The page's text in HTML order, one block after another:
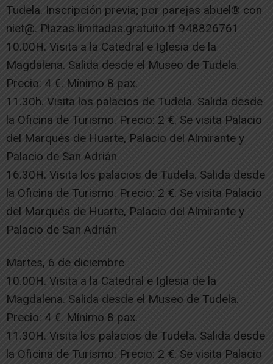
Tudela. Inscripción previa; por parejas abuel® con
niet@. Plazas limitadas.gratuito.tf 948826761
10.00H. Visita a la Catedral e Iglesia de la
Magdalena. Salida desde el Museo de Tudela.
Precio: 4 €. Mínimo 8 pax.
11.30h. Visita los palacios de Tudela. Salida desde
la Oficina de Turismo. Precio: 2 €. Se visita Palacio
del Marqués de Huarte, Palacio del Almirante y
Palacio de San Adrián
16.30H. Visita los palacios de Tudela. Salida desde
la Oficina de Turismo. Precio: 2 €. Se visita Palacio
del Marqués de Huarte, Palacio del Almirante y
Palacio de San Adrián
Martes, 6 de diciembre
10.00H. Visita a la Catedral e Iglesia de la
Magdalena. Salida desde el Museo de Tudela.
Precio: 4 €. Mínimo 8 pax.
11.30H. Visita los palacios de Tudela. Salida desde
la Oficina de Turismo. Precio: 2 €. Se visita Palacio